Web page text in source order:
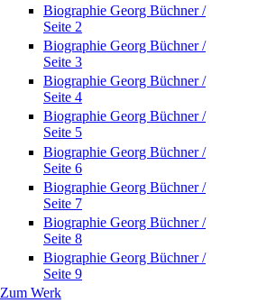
Biographie Georg Büchner /
Seite 2
Biographie Georg Büchner /
Seite 3
Biographie Georg Büchner /
Seite 4
Biographie Georg Büchner /
Seite 5
Biographie Georg Büchner /
Seite 6
Biographie Georg Büchner /
Seite 7
Biographie Georg Büchner /
Seite 8
Biographie Georg Büchner /
Seite 9
Zum Werk